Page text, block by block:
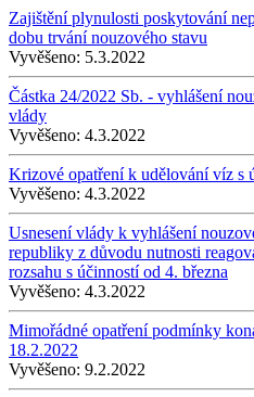
Zajištění plynulosti poskytování
dobu trvání nouzového stavu
Vyvěšeno: 5.3.2022
Částka 24/2022 Sb. - vyhlášení
vlády
Vyvěšeno: 4.3.2022
Krizové opatření k udělování víz s
Vyvěšeno: 4.3.2022
Usnesení vlády k vyhlášení
republiky z důvodu nutnosti
rozsahu s účinností od 4. března
Vyvěšeno: 4.3.2022
Mimořádné opatření podmínky
18.2.2022
Vyvěšeno: 9.2.2022